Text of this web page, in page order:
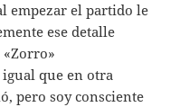
empezar el partido le
ese detalle
que en otra
pero soy consciente